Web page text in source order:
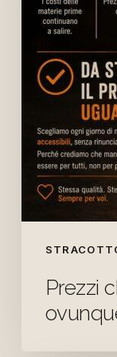
Stracotto
Prezzi